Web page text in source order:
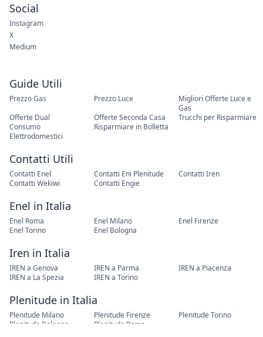
Guide Utili
Prezzo Gas Prezzo Luce
Migliori Offerte Luce e
Gas
Offerte Dual
Offerte Seconda Casa
Trucchi per Risparmiare
Consumo
Elettrodomestici
Risparmiare in Bolletta
Contatti Utili
Contatti Enel Contatti Eni Plenitude
Contatti Iren
Contatti Wekiwi
Contatti Engie
Enel in Italia
Enel Roma Enel Milano
Enel Firenze
Enel Torino
Enel Bologna
Iren in Italia
IREN a Genova IREN a Parma
IREN a Piacenza
IREN a La Spezia
IREN a Torino
Plenitude in Italia
Plenitude Milano Plenitude Firenze
Plenitude Torino
Plenitude Bologna
Plenitude Roma
Social
Instagram
X
Medium